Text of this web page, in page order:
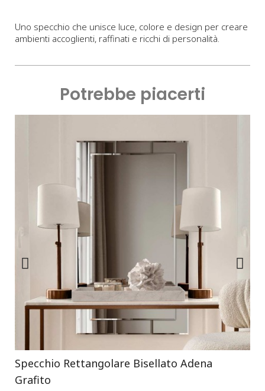
Uno specchio che unisce luce, colore e design per creare
ambienti accoglienti, raffinati e ricchi di personalità.
Potrebbe piacerti
Specchio Rettangolare Bisellato Adena
Grafito